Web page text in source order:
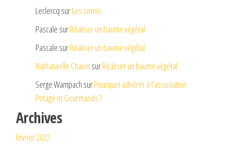
Leclercq surLes semis
Pascale surRéaliser un baume végétal
Pascale surRéaliser un baume végétal
Nathanaelle ChavotsurRéaliser un baume végétal
Serge Wampach surPourquoi adhérer à l’association
Potage et Gourmands ?
Archives
février 2022